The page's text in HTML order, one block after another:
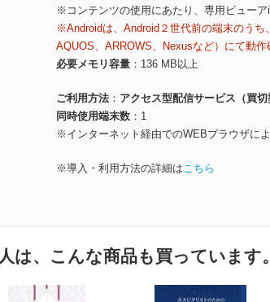
※コンテンツの使用にあたり、専用ビュー
※Androidは、Android２世代前の端末のうち
AQUOS、ARROWS、Nexusなど）にて動作
必要メモリ容量
136 MB以上
ご利用方法
アクセス型配信サービス（買切
同時使用端末数
1
※インターネット経由でのWEBブラウザに
※導入・利用方法の詳細はこちら
は、こんな商品も買っています。